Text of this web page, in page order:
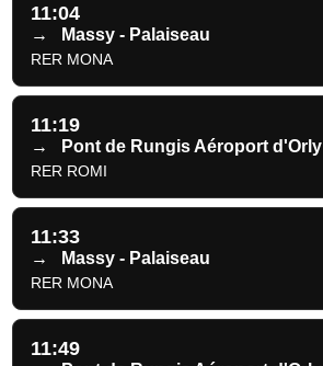
11:04
→ Massy - Palaiseau
RER MONA
11:19
→ Pont de Rungis Aéroport d'Orly
RER ROMI
11:33
→ Massy - Palaiseau
RER MONA
11:49